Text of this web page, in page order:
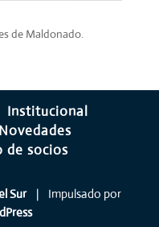
de Maldonado.
Institucional
Novedades
de socios
Sur| Impulsado por